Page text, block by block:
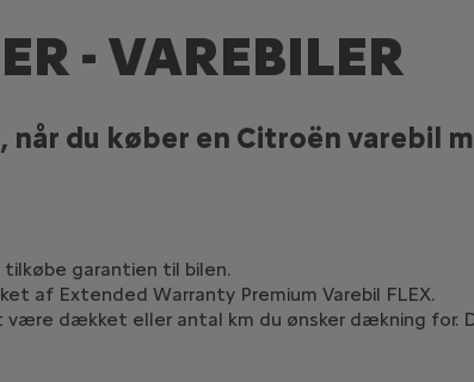
- VAREBILER
du køber en Citroën varebil
tilkøbe garantien til bilen.
af Extended Warranty Premium Varebil FLEX.
være dækket eller antal km du ønsker dækning for.